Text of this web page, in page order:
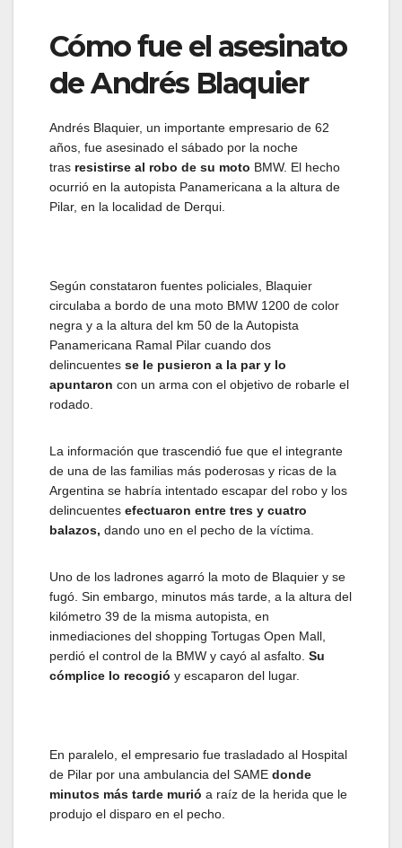
Cómo fue el asesinato
de Andrés Blaquier
Andrés Blaquier, un importante empresario de 62
años, fue asesinado el sábado por la noche
tras resistirse al robo de su moto BMW. El hecho
ocurrió en la autopista Panamericana a la altura de
Pilar, en la localidad de Derqui.
Según constataron fuentes policiales, Blaquier
circulaba a bordo de una moto BMW 1200 de color
negra y a la altura del km 50 de la Autopista
Panamericana Ramal Pilar cuando dos
delincuentes se le pusieron a la par y lo
apuntaron con un arma con el objetivo de robarle el
rodado.
La información que trascendió fue que el integrante
de una de las familias más poderosas y ricas de la
Argentina se habría intentado escapar del robo y los
delincuentes efectuaron entre tres y cuatro
balazos, dando uno en el pecho de la víctima.
Uno de los ladrones agarró la moto de Blaquier y se
fugó. Sin embargo, minutos más tarde, a la altura del
kilómetro 39 de la misma autopista, en
inmediaciones del shopping Tortugas Open Mall,
perdió el control de la BMW y cayó al asfalto. Su
cómplice lo recogió y escaparon del lugar.
En paralelo, el empresario fue trasladado al Hospital
de Pilar por una ambulancia del SAME donde
minutos más tarde murió a raíz de la herida que le
produjo el disparo en el pecho.